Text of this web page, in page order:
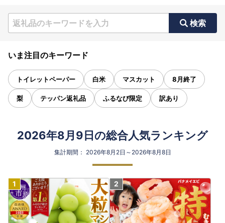
検索
いま注目のキーワード
トイレットペーパー 白米 マスカット 8月終了
梨 テッパン返礼品 ふるなび限定 訳あり
2026年8月9日の総合人気ランキング
集計期間： 2026年8月2日～2026年8月8日